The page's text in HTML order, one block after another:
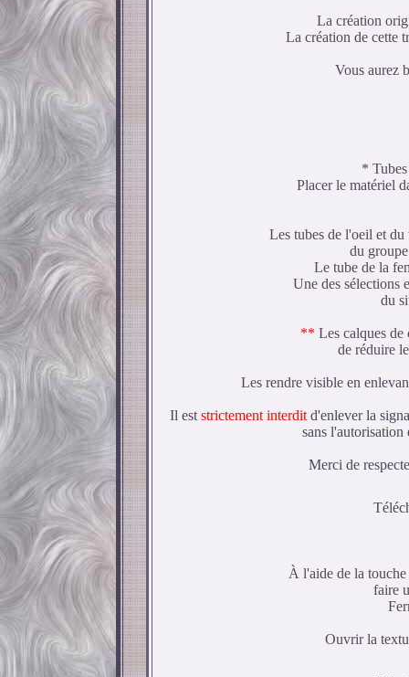
La création
La création de cette
Vous aurez
*
Placer le matériel
Les tubes de l'oeil et du
du
Le tube de la
Une des sélections
du
** Les calques de
de réduire
Les rendre visible en
Il est strictement interdit d'enlever la
sans l'autorisation
Merci de
À l'aide de la
faire
Ouvrir la